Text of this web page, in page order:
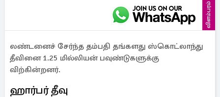
விளம்பரம்
லண்டனைச் சேர்ந்த தம்பதி தங்களது ஸ்கொட்லாந்து
தீவினை 1.25 மில்லியன் பவுண்டுகளுக்கு
விற்கின்றனர்.
ஹார்பர் தீவு